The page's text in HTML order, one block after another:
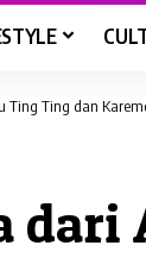
Ting Ting dan